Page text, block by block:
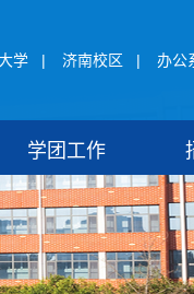
学 | 济南校区 | 办公
学团工作